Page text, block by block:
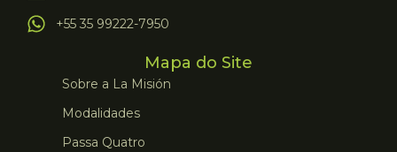
+55 35 99222-7950
Mapa do Site
Sobre a La Misión
Modalidades
Passa Quatro